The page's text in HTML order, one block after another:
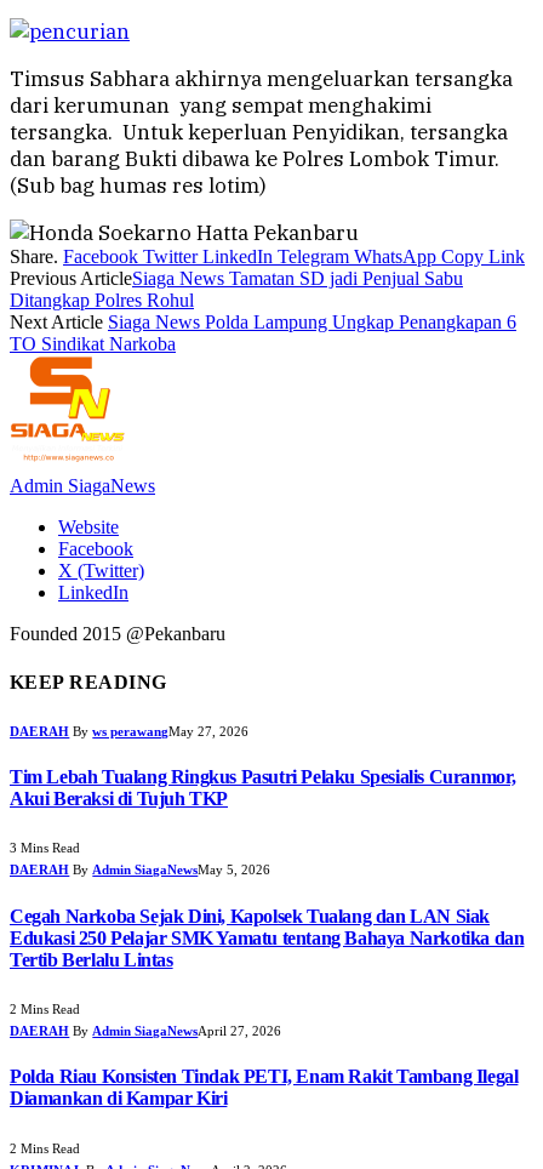
Timsus Sabhara akhirnya mengeluarkan tersangka
dari kerumunan yang sempat menghakimi
tersangka. Untuk keperluan Penyidikan, tersangka
dan barang Bukti dibawa ke Polres Lombok Timur.
(Sub bag humas res lotim)
Share. Facebook Twitter LinkedIn Telegram WhatsApp Copy Link
Previous ArticleSiaga News Tamatan SD jadi Penjual Sabu
Ditangkap Polres Rohul
Next Article Siaga News Polda Lampung Ungkap Penangkapan 6
TO Sindikat Narkoba
Admin SiagaNews
Website
Facebook
X (Twitter)
LinkedIn
Founded 2015 @Pekanbaru
KEEP READING
DAERAH By ws perawangMay 27, 2026
Tim Lebah Tualang Ringkus Pasutri Pelaku Spesialis Curanmor,
Akui Beraksi di Tujuh TKP
3 Mins Read
DAERAH By Admin SiagaNewsMay 5, 2026
Cegah Narkoba Sejak Dini, Kapolsek Tualang dan LAN Siak
Edukasi 250 Pelajar SMK Yamatu tentang Bahaya Narkotika dan
Tertib Berlalu Lintas
2 Mins Read
DAERAH By Admin SiagaNewsApril 27, 2026
Polda Riau Konsisten Tindak PETI, Enam Rakit Tambang Ilegal
Diamankan di Kampar Kiri
2 Mins Read